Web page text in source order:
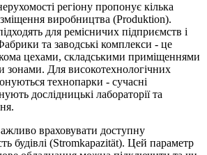
регіону пропонує кілька
виробництва (Produktion).
для ремісничих підприємств і
та заводські комплекси - це
цехами, складськими приміщеннями
зонами. Для високотехнологічних
технопарки - сучасні
дослідницькі лабораторії та
враховувати доступну
будівлі (Stromkapazität). Цей параметр